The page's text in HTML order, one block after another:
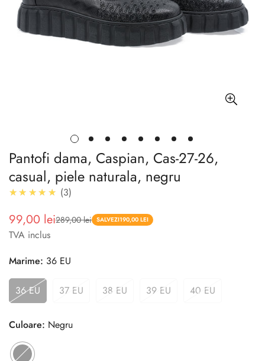
Pantofi dama, Caspian, Cas-27-26,
casual, piele naturala, negru
★★★★★ 5.0
3
Pret
redus
99,00 lei
Pret 289,00 lei SALVEZI190,00 LEI
TVA inclus
Marime: 36 EU
36 EU 37 EU 38 EU 39 EU 40 EU
Culoare: Negru